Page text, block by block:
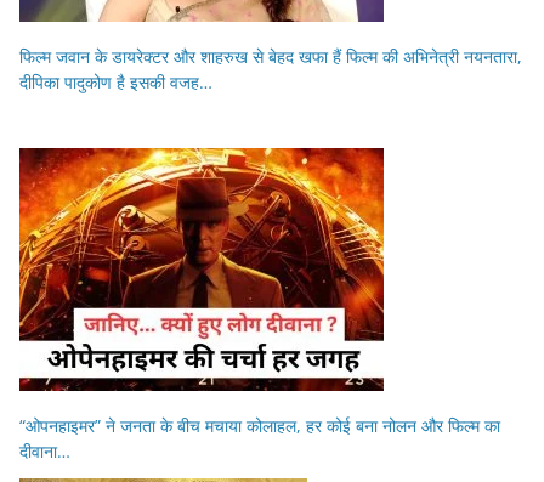
फिल्म जवान के डायरेक्टर और शाहरुख से बेहद खफा हैं फिल्म की अभिनेत्री नयनतारा,
दीपिका पादुकोण है इसकी वजह…
“ओपनहाइमर” ने जनता के बीच मचाया कोलाहल, हर कोई बना नोलन और फिल्म का
दीवाना…